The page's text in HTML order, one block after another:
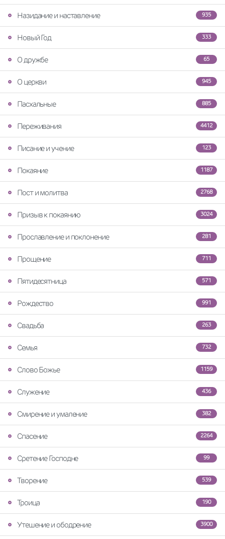
935
Назидание и наставление
333
Новый Год
65
О дружбе
945
О церкви
885
Пасхальные
4412
Переживания
123
Писание и учение
1187
Покаяние
2768
Пост и молитва
3024
Призыв к покаянию
281
Прославление и поклонение
711
Прощение
571
Пятидесятница
991
Рождество
263
Свадьба
732
Семья
1159
Слово Божье
436
Служение
382
Смирение и умаление
2264
Спасение
99
Сретение Господне
539
Творение
190
Троица
3900
Утешение и ободрение